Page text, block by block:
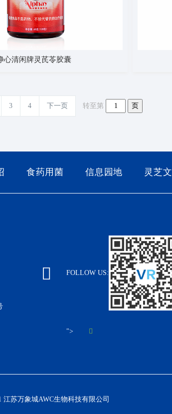
心清闲牌灵芪苓胶囊
3 4 下一页 转至第
食药用菌 信息园地 灵芝
FOLLOW US:
">
江苏万象城AWC生物科技有限公司